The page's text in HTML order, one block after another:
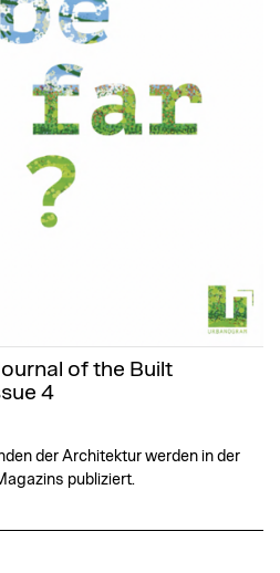
of the Built
4
der Architektur werden in der
publiziert.